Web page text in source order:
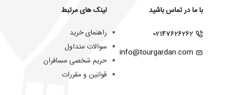
با ما در تماس باشید
02147626262
info@tourgardan.com
لینک های مرتبط
راهنمای خرید
سوالات متداول
حریم شخصی مسافران
قوانین و مقررات